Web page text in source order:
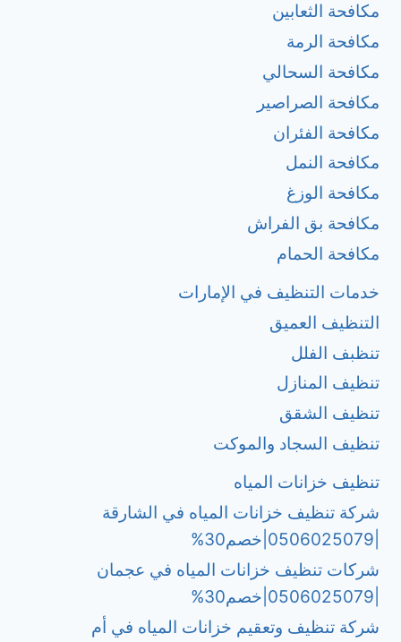
مكافحة الثعابين
مكافحة الرمة
مكافحة السحالي
مكافحة الصراصير
مكافحة الفئران
مكافحة النمل
مكافحة الوزغ
مكافحة بق الفراش
مكافحة الحمام
خدمات التنظيف في الإمارات
التنظيف العميق
تنظبف الفلل
تنظيف المنازل
تنظيف الشقق
تنظيف السجاد والموكت
تنظيف خزانات المياه
شركة تنظيف خزانات المياه في الشارقة
شركات تنظيف خزانات المياه في عجمان
شركة تنظيف وتعقيم خزانات المياه في أم